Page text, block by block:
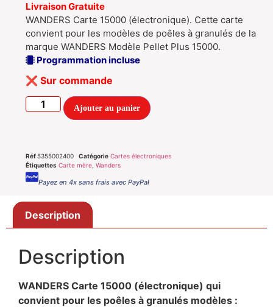
Livraison Gratuite
WANDERS Carte 15000 (électronique). Cette carte
convient pour les modèles de poêles à granulés de la
marque WANDERS Modèle Pellet Plus 15000.
Programmation incluse
Sur commande
Ajouter au panier
Réf 5355002400 Catégorie Cartes électroniques
Étiquettes Carte mère Wanders
Payez en 4x sans frais avec PayPal
Description
Description
WANDERS Carte 15000 (électronique) qui
convient pour les poêles à granulés modèles :